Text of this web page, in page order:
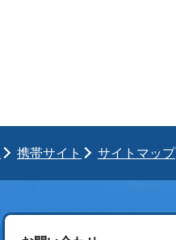
携帯サイト サイトマップ